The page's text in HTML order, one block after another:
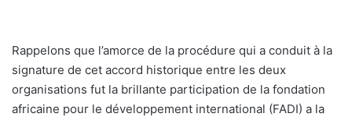
Rappelons que l’amorce de la procédure qui a conduit à la
signature de cet accord historique entre les deux
organisations fut la brillante participation de la fondation
africaine pour le développement international (FADI) a la